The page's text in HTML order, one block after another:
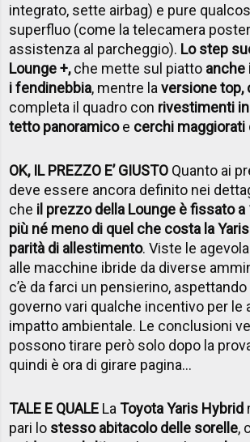
integrato, sette airbag) e pure
superfluo (come la telecamera
assistenza al parcheggio). Lo step
Lounge +,che mette sul piatto anche
i fendinebbia, mentre laversione top,
completa il quadro con rivestimenti
tetto panoramicoe cerchi maggiorati
OK, IL PREZZO E’ GIUSTO Quanto ai
deve essere ancora definito nei
che il prezzo della Lounge è fissato a
più né meno di quel che costa la
parità di allestimento. Viste le
alle macchine ibride da diverse
c’è da farci un pensierino,
governo vari qualche incentivo per le
impatto ambientale. Le conclusioni
possono tirare però solo dopo la
quindi è ora di girare pagina…
TALE E QUALE LaToyota Yaris Hybrid
pari lo stesso abitacolo delle sorelle,